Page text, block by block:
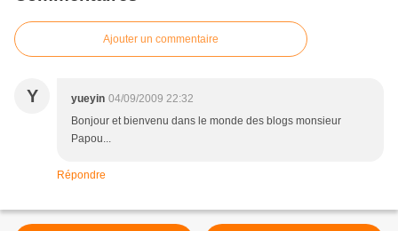
Ajouter un commentaire
Y yueyin 04/09/2009 22:32
Bonjour et bienvenu dans le monde des blogs monsieur
Papou...
Répondre